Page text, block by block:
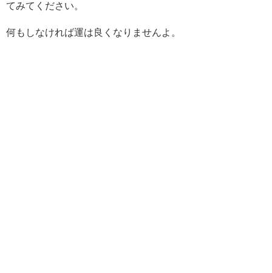
てみてください。
何もしなければ運は良くなりませんよ。